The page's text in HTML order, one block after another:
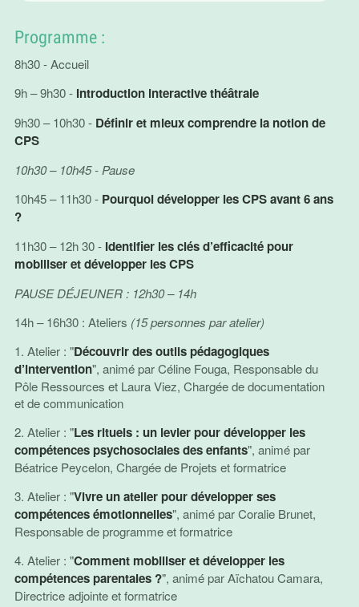
Programme :
8h30 - Accueil
9h – 9h30 - Introduction interactive théâtrale
9h30 – 10h30 - Définir et mieux comprendre la notion de
CPS
10h30 – 10h45 - Pause
10h45 – 11h30 - Pourquoi développer les CPS avant 6 ans
?
11h30 – 12h 30 -Identifier les clés d’efficacité pour
mobiliser et développer les CPS
PAUSE DÉJEUNER : 12h30 – 14h
14h – 16h30 : Ateliers (15 personnes par atelier)
1. Atelier : "Découvrir des outils pédagogiques
d’intervention", animé par Céline Fouga, Responsable du
Pôle Ressources et Laura Viez, Chargée de documentation
et de communication
2. Atelier : "Les rituels : un levier pour développer les
compétences psychosociales des enfants", animé par
Béatrice Peycelon, Chargée de Projets et formatrice
3. Atelier : "Vivre un atelier pour développer ses
compétences émotionnelles", animé par Coralie Brunet,
Responsable de programme et formatrice
4. Atelier : "Comment mobiliser et développer les
compétences parentales ?", animé par Aïchatou Camara,
Directrice adjointe et formatrice